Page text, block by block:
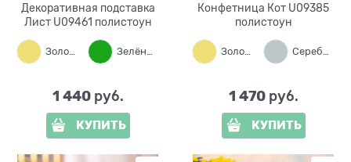
Декоративная подставка
Лист U09461 полистоун
Золото Зелёный Синий Бронза
1 440 руб.
КУПИТЬ
Конфетница Кот U09385
полистоун
Золото Серебро
1 470 руб.
КУПИТЬ